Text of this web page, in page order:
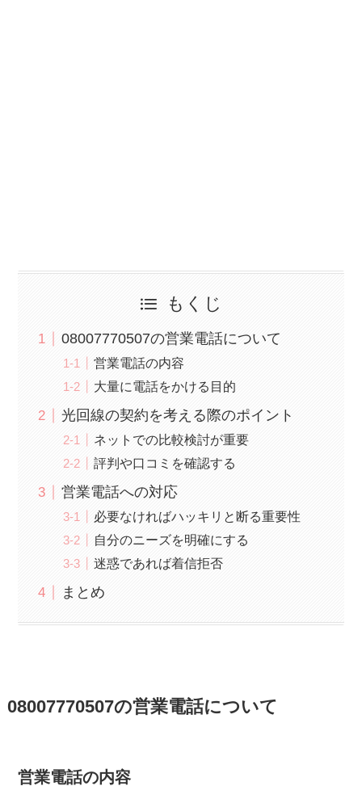
もくじ
08007770507の営業電話について
営業電話の内容
大量に電話をかける目的
光回線の契約を考える際のポイント
ネットでの比較検討が重要
評判や口コミを確認する
営業電話への対応
必要なければハッキリと断る重要性
自分のニーズを明確にする
迷惑であれば着信拒否
まとめ
08007770507の営業電話について
営業電話の内容